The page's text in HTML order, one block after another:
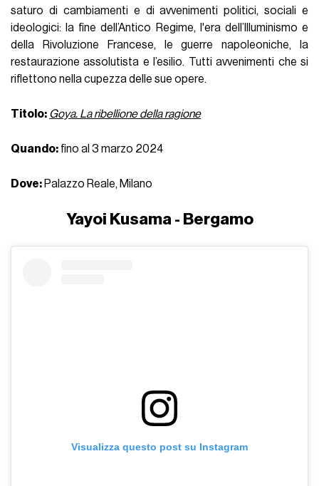
saturo di cambiamenti e di avvenimenti politici, sociali e
ideologici: la fine dell’Antico Regime, l'era dell’Illuminismo e
della Rivoluzione Francese, le guerre napoleoniche, la
restaurazione assolutista e l’esilio. Tutti avvenimenti che si
riflettono nella cupezza delle sue opere.
Titolo: Goya. La ribellione della ragione
Quando: fino al 3 marzo 2024
Dove: Palazzo Reale, Milano
Yayoi Kusama - Bergamo
Visualizza questo post su Instagram